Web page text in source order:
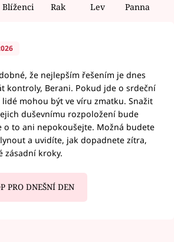
Blíženci Rak Lev Panna
že nejlepším řešením je dnes
kontroly, Berani. Pokud jde o srdeční
mohou být ve víru zmatku. Snažit
duševnímu rozpoložení bude
o to ani nepokoušejte. Možná budete
a uvidíte, jak dopadnete zítra,
zásadní kroky.
PRO DNEŠNÍ DEN